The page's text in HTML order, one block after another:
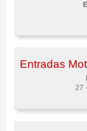
Entradas
27